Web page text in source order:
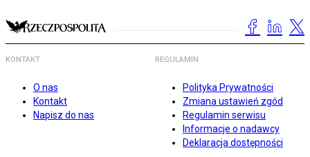
KONTAKT
O nas
Kontakt
Napisz do nas
REGULAMIN
Polityka Prywatności
Zmiana ustawień zgód
Regulamin serwisu
Informacje o nadawcy
Deklaracja dostępności